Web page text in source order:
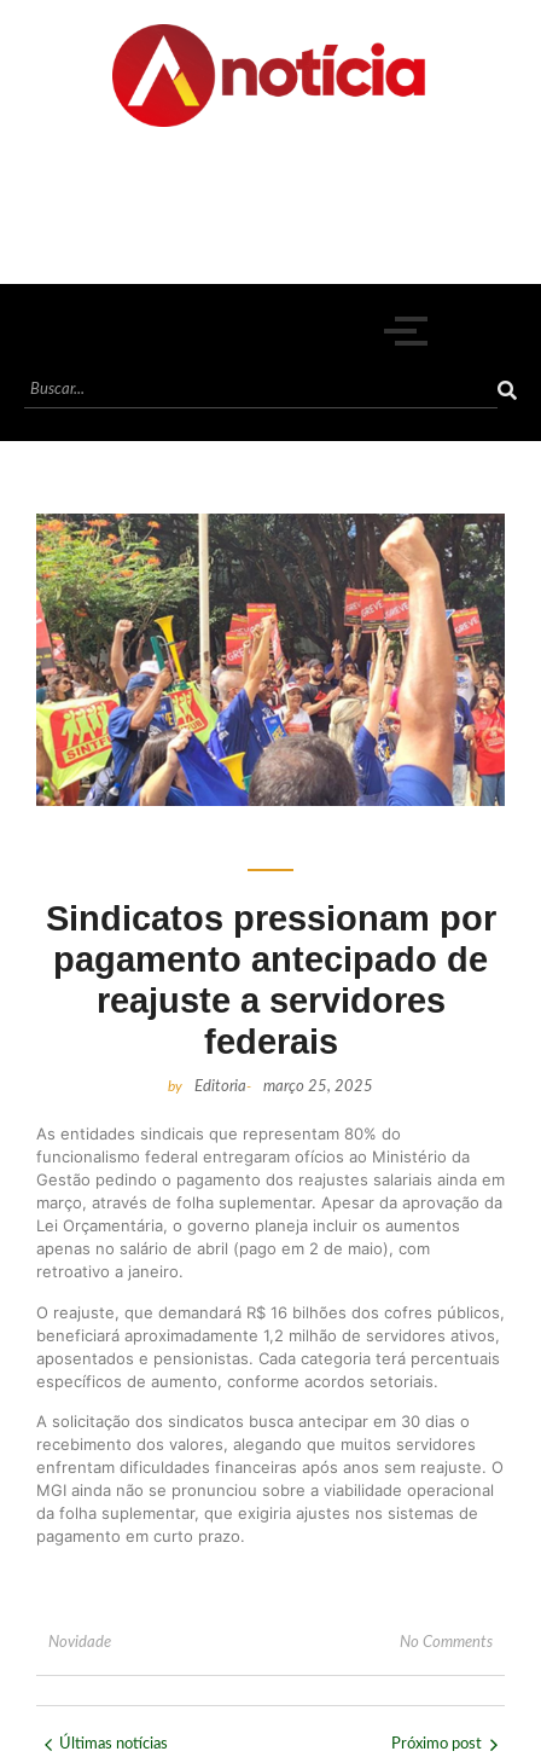
Sindicatos pressionam por
pagamento antecipado de
reajuste a servidores
federais
by Editoria- março 25, 2025
As entidades sindicais que representam 80% do
funcionalismo federal entregaram ofícios ao Ministério da
Gestão pedindo o pagamento dos reajustes salariais ainda em
março, através de folha suplementar. Apesar da aprovação da
Lei Orçamentária, o governo planeja incluir os aumentos
apenas no salário de abril (pago em 2 de maio), com
retroativo a janeiro.
O reajuste, que demandará R$ 16 bilhões dos cofres públicos,
beneficiará aproximadamente 1,2 milhão de servidores ativos,
aposentados e pensionistas. Cada categoria terá percentuais
específicos de aumento, conforme acordos setoriais.
A solicitação dos sindicatos busca antecipar em 30 dias o
recebimento dos valores, alegando que muitos servidores
enfrentam dificuldades financeiras após anos sem reajuste. O
MGI ainda não se pronunciou sobre a viabilidade operacional
da folha suplementar, que exigiria ajustes nos sistemas de
pagamento em curto prazo.
Novidade No Comments
Últimas notícias Próximo post